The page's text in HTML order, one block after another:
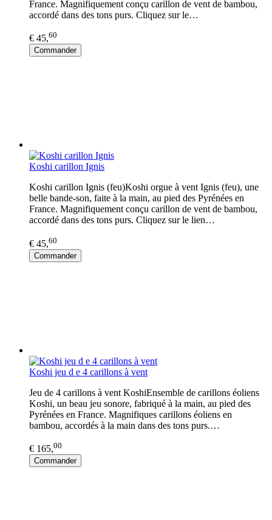
France. Magnifiquement conçu carillon de vent de bambou,
accordé dans des tons purs. Cliquez sur le…
€ 45,60
Commander
Koshi carillon Ignis
Koshi carillon Ignis (feu)Koshi orgue à vent Ignis (feu), une
belle bande-son, faite à la main, au pied des Pyrénées en
France. Magnifiquement conçu carillon de vent de bambou,
accordé dans des tons purs. Cliquez sur le lien…
€ 45,60
Commander
Koshi jeu d e 4 carillons à vent
Jeu de 4 carillons à vent KoshiEnsemble de carillons éoliens
Koshi, un beau jeu sonore, fabriqué à la main, au pied des
Pyrénées en France. Magnifiques carillons éoliens en
bambou, accordés à la main dans des tons purs.…
€ 165,00
Commander